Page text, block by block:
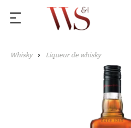
Whisky Liqueur de whisky